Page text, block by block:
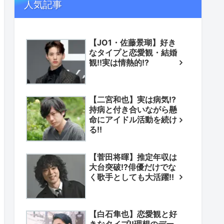
人気記事
【JO1・佐藤景瑚】好き
なタイプと恋愛観・結婚
観!!実は情熱的!?
【二宮和也】実は病気!?
持病と付き合いながら懸
命にアイドル活動を続け
る!!
【菅田将暉】推定年収は
大台突破!?俳優だけでな
く歌手としても大活躍!!
【白石隼也】恋愛観と好